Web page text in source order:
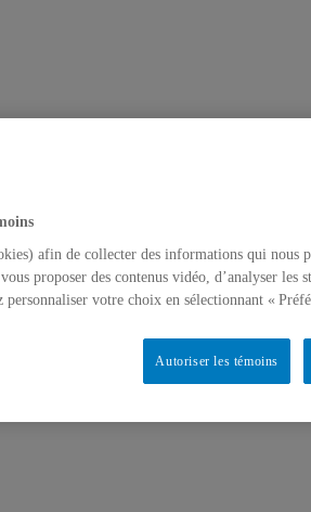
afin de collecter des informations qui nous
proposer des contenus vidéo, d’analyser les
votre choix en sélectionnant «
Autoriser les témoins